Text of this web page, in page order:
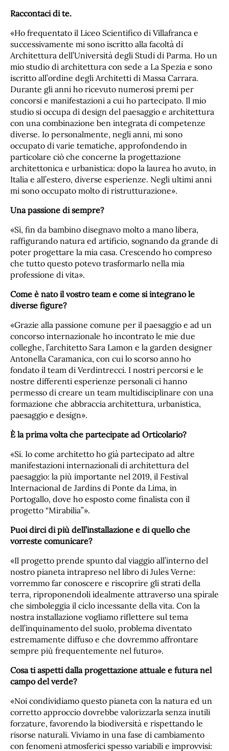
Raccontaci di te.
«Ho frequentato il Liceo Scientifico di Villafranca e
successivamente mi sono iscritto alla facoltà di
Architettura dell’Università degli Studi di Parma. Ho un
mio studio di architettura con sede a La Spezia e sono
iscritto all’ordine degli Architetti di Massa Carrara.
Durante gli anni ho ricevuto numerosi premi per
concorsi e manifestazioni a cui ho partecipato. Il mio
studio si occupa di design del paesaggio e architettura
con una combinazione ben integrata di competenze
diverse. Io personalmente, negli anni, mi sono
occupato di varie tematiche, approfondendo in
particolare ciò che concerne la progettazione
architettonica e urbanistica: dopo la laurea ho avuto, in
Italia e all’estero, diverse esperienze. Negli ultimi anni
mi sono occupato molto di ristrutturazione».
Una passione di sempre?
«Sì, fin da bambino disegnavo molto a mano libera,
raffigurando natura ed artificio, sognando da grande di
poter progettare la mia casa. Crescendo ho compreso
che tutto questo potevo trasformarlo nella mia
professione di vita».
Come è nato il vostro team e come si integrano le
diverse figure?
«Grazie alla passione comune per il paesaggio e ad un
concorso internazionale ho incontrato le mie due
colleghe, l’architetto Sara Lamon e la garden designer
Antonella Caramanica, con cui lo scorso anno ho
fondato il team di Verdintrecci. I nostri percorsi e le
nostre differenti esperienze personali ci hanno
permesso di creare un team multidisciplinare con una
formazione che abbraccia architettura, urbanistica,
paesaggio e design».
È la prima volta che partecipate ad Orticolario?
«Si. Io come architetto ho già partecipato ad altre
manifestazioni internazionali di architettura del
paesaggio: la più importante nel 2019, il Festival
Internacional de Jardins di Ponte da Lima, in
Portogallo, dove ho esposto come finalista con il
progetto “Mirabilia”».
Puoi dirci di più dell’installazione e di quello che
vorreste comunicare?
«Il progetto prende spunto dal viaggio all’interno del
nostro pianeta intrapreso nel libro di Jules Verne:
vorremmo far conoscere e riscoprire gli strati della
terra, riproponendoli idealmente attraverso una spirale
che simboleggia il ciclo incessante della vita. Con la
nostra installazione vogliamo riflettere sul tema
dell’inquinamento del suolo, problema diventato
estremamente diffuso e che dovremmo affrontare
sempre più frequentemente nel futuro».
Cosa ti aspetti dalla progettazione attuale e futura nel
campo del verde?
«Noi condividiamo questo pianeta con la natura ed un
corretto approccio dovrebbe valorizzarla senza inutili
forzature, favorendo la biodiversità e rispettando le
risorse naturali. Viviamo in una fase di cambiamento
con fenomeni atmosferici spesso variabili e improvvisi: